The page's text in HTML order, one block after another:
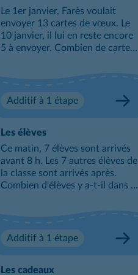
Le 1er janvier, Farès voulait
envoyer 13 cartes de vœux. Le
10 janvier, il lui en reste encore
5 à envoyer. Combien de cartes
Additif à 1 étape
Les élèves
Ce matin, 7 élèves sont arrivés
avant 8 h. Les 7 autres élèves de
la classe sont arrivés après.
Combien d'élèves y a-t-il dans la
Additif à 1 étape
Les cadeaux